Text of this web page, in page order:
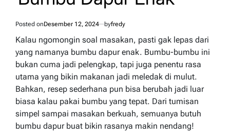
Posted onDesember 12, 2024 byfredy
Kalau ngomongin soal masakan, pasti gak lepas dari
yang namanya bumbu dapur enak. Bumbu-bumbu ini
bukan cuma jadi pelengkap, tapi juga penentu rasa
utama yang bikin makanan jadi meledak di mulut.
Bahkan, resep sederhana pun bisa berubah jadi luar
biasa kalau pakai bumbu yang tepat. Dari tumisan
simpel sampai masakan berkuah, semuanya butuh
bumbu dapur buat bikin rasanya makin nendang!